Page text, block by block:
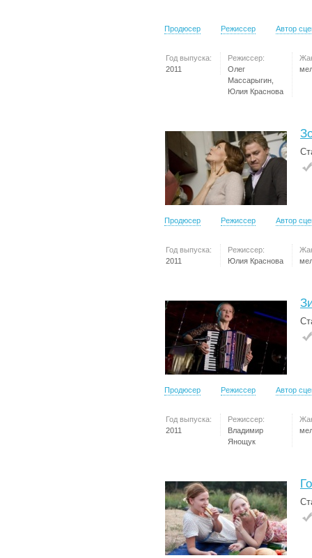
Продюсер Режиссер Автор
Год выпуска:
2011
Режиссер:
Олег
Массарыгин,
Юлия Краснова
Продюсер Режиссер Автор
Год выпуска:
2011
Режиссер:
Юлия Краснова
Продюсер Режиссер Автор
Год выпуска:
2011
Режиссер:
Владимир
Янощук